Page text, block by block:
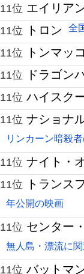
11位 エイリア
11位 トロン 全
11位 トンマッ
11位 ドラゴン
11位 ハイスク
11位 ナショナ
リンカーン暗殺
11位 ナイト・
11位 トランス
年公開の映画
11位 センター
無人島・漂流に
11位 バットマ